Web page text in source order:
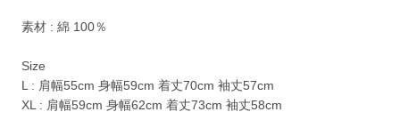
素材 : 綿 100％
Size
L : 肩幅55cm 身幅59cm 着丈70cm 袖丈57cm
XL : 肩幅59cm 身幅62cm 着丈73cm 袖丈58cm